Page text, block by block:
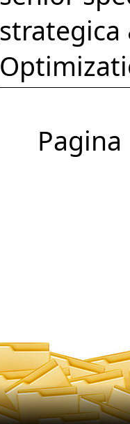
strategica